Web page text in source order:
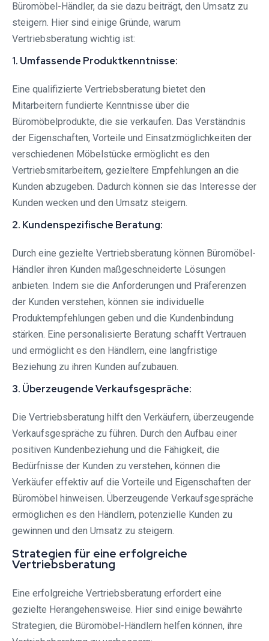
Büromöbel-Händler, da sie dazu beiträgt, den Umsatz zu
steigern. Hier sind einige Gründe, warum
Vertriebsberatung wichtig ist:
1. Umfassende Produktkenntnisse:
Eine qualifizierte Vertriebsberatung bietet den
Mitarbeitern fundierte Kenntnisse über die
Büromöbelprodukte, die sie verkaufen. Das Verständnis
der Eigenschaften, Vorteile und Einsatzmöglichkeiten der
verschiedenen Möbelstücke ermöglicht es den
Vertriebsmitarbeitern, gezieltere Empfehlungen an die
Kunden abzugeben. Dadurch können sie das Interesse der
Kunden wecken und den Umsatz steigern.
2. Kundenspezifische Beratung:
Durch eine gezielte Vertriebsberatung können Büromöbel-
Händler ihren Kunden maßgeschneiderte Lösungen
anbieten. Indem sie die Anforderungen und Präferenzen
der Kunden verstehen, können sie individuelle
Produktempfehlungen geben und die Kundenbindung
stärken. Eine personalisierte Beratung schafft Vertrauen
und ermöglicht es den Händlern, eine langfristige
Beziehung zu ihren Kunden aufzubauen.
3. Überzeugende Verkaufsgespräche:
Die Vertriebsberatung hilft den Verkäufern, überzeugende
Verkaufsgespräche zu führen. Durch den Aufbau einer
positiven Kundenbeziehung und die Fähigkeit, die
Bedürfnisse der Kunden zu verstehen, können die
Verkäufer effektiv auf die Vorteile und Eigenschaften der
Büromöbel hinweisen. Überzeugende Verkaufsgespräche
ermöglichen es den Händlern, potenzielle Kunden zu
gewinnen und den Umsatz zu steigern.
Strategien für eine erfolgreiche
Vertriebsberatung
Eine erfolgreiche Vertriebsberatung erfordert eine
gezielte Herangehensweise. Hier sind einige bewährte
Strategien, die Büromöbel-Händlern helfen können, ihre